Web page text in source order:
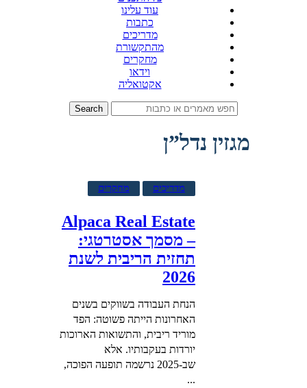
עוד עלינו
כתבות
מדריכים
מהתקשורת
מחקרים
וידאו
אקטואליה
Search
מגזין נדל”ן
מדריכים מחקרים
Alpaca Real Estate
– מסמך אסטרטגי:
תחזית הריבית לשנת
2026
הנחת העבודה בשווקים בשנים
האחרונות הייתה פשוטה: הפד
מוריד ריבית, והתשואות הארוכות
יורדות בעקבותיו. אלא
שב-2025 נרשמה תופעה הפוכה,
...